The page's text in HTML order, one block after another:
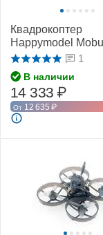
Квадрокоптер
Happymodel
Regular Edition
FCC)
1
В наличии
14 333 ₽
От 12 635 ₽